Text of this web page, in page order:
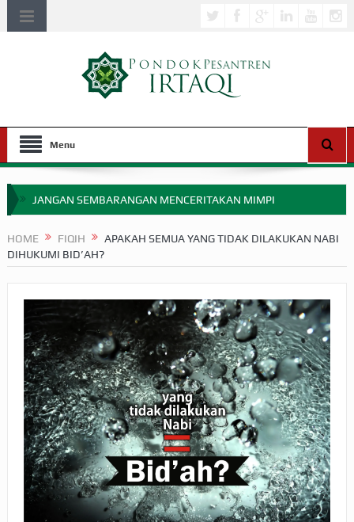
Menu
JANGAN SEMBARANGAN MENCERITAKAN MIMPI
MIMPI YANG DIABAIKAN MENJELANG PERANG BADAR
SEBELUM TIBA SAAT WAJIB?
HAKIKAT NIKMAT DI DUNIA!
BAGAIMANA CARA MEMBAYAR ZAKAT UANG?
UANG HARAM BISA MENJADI HALAL JIKA SEBAB
KEPEMILIKANNYA BERUBAH
ISTIDLAL BATIL VS ISTIDLAL SYAR’I
BAHASA CINTA KARENA ALLAH
HOME FIQIH
APAKAH SEMUA YANG TIDAK DILAKUKAN NABI
DIHUKUMI BID’AH?